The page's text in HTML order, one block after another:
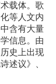
载体。歌
等人文内
含有大量
信息。由
史上出现
述议》、